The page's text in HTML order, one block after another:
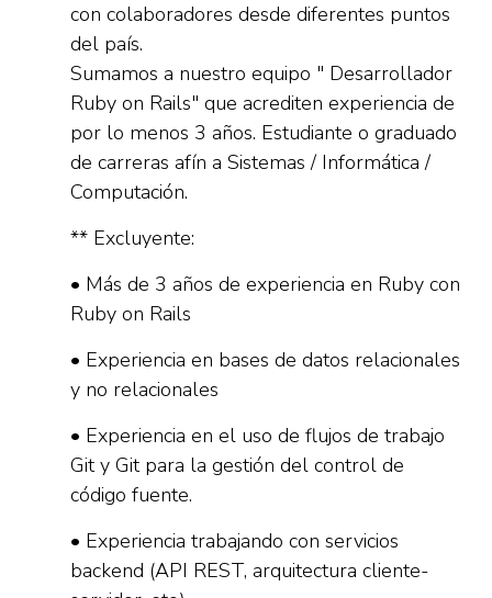
con colaboradores desde diferentes puntos
del país.
Sumamos a nuestro equipo " Desarrollador
Ruby on Rails" que acrediten experiencia de
por lo menos 3 años. Estudiante o graduado
de carreras afín a Sistemas / Informática /
Computación.
** Excluyente:
• Más de 3 años de experiencia en Ruby con
Ruby on Rails
• Experiencia en bases de datos relacionales
y no relacionales
• Experiencia en el uso de flujos de trabajo
Git y Git para la gestión del control de
código fuente.
• Experiencia trabajando con servicios
backend (API REST, arquitectura cliente-